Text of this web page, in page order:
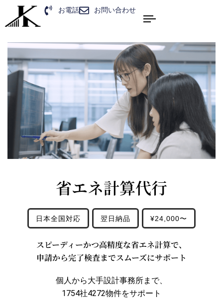
お電話 お問い合わせ
省エネ計算代行
日本全国対応 翌日納品 ¥24,000〜
スピーディーかつ高精度な省エネ計算で、
申請から完了検査までスムーズにサポート
個人から大手設計事務所まで、
1754社4272物件をサポート